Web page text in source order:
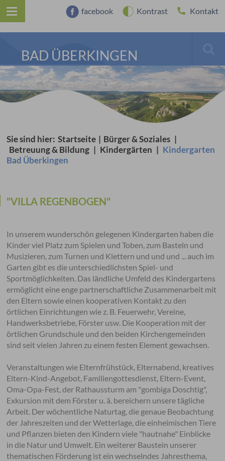
facebook Kontrast Kontakt
BAD ÜBERKINGEN
Sie sind hier: Startseite | Bürger & Soziales |
Betreuung & Bildung | Kindergärten | Kindergarten
Bad Überkingen
"VILLA REGENBOGEN"
In unserem wunderschön gelegenen Kindergarten haben die
Kinder viel Platz zum Spielen und Toben, zum Basteln und
Musizieren, zum Turnen und Klettern und und und ... auch im
Garten gibt es die unterschiedlichsten Spiel- und
Sportmöglichkeiten. Das ländliche Umfeld des Kindergartens
ermöglicht eine enge partnerschaftliche Zusammenarbeit mit
den Eltern sowie einen kooperativen Kontakt zu den
örtlichen Einrichtungen wie z. B. Feuerwehr, Vereine,
Handwerksbetriebe, Förster usw. Die Kooperation mit der
örtlichen Grundschule und den beiden Kirchengemeinden
sind seit vielen Jahren zu einem festen Element gewachsen.
Veranstaltungen wie Elternfrühstück, Elternabend, kreatives
Eltern-Kind-Angebot, Familiengottesdienst, Eltern-Event,
Oma-Opa-Fest, der Rathaussturm am "gombiga Doschtig",
Exkursion mit dem Förster u. ä. bereichern unsere tägliche
Arbeit. Der wöchentliche Naturtag, die genaue Beobachtung
der Jahreszeiten und der Wetterlage, die einheimischen Tiere
und Pflanzen bieten den Kindern viele "hautnahe" Einblicke
in die Natur und Umwelt. Ein weiterer Baustein unserer
thematischen Förderung ist ein wechselndes Jahresthema,